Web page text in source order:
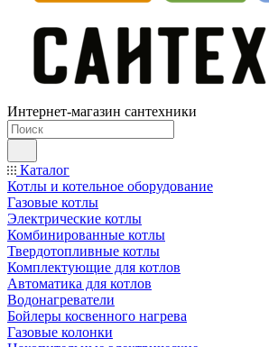
Интернет-магазин сантехники
Каталог
Котлы и котельное оборудование
Газовые котлы
Электрические котлы
Комбинированные котлы
Твердотопливные котлы
Комплектующие для котлов
Автоматика для котлов
Водонагреватели
Бойлеры косвенного нагрева
Газовые колонки